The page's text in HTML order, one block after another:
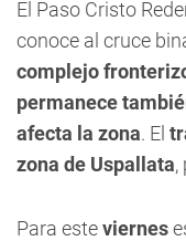
El Paso Cristo
conoce al cruce
complejo
permanece
afecta la zona. El
zona de Uspallata,
Para esteviernes